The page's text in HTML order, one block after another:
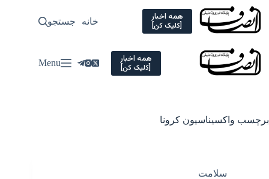
Skip
content
همه اخبار
[کلیک کن] خانه سیاسی
جستجو
همه اخبار
[کلیک کن] Menu
برچسب واکسیناسیون کرونا
سلامت